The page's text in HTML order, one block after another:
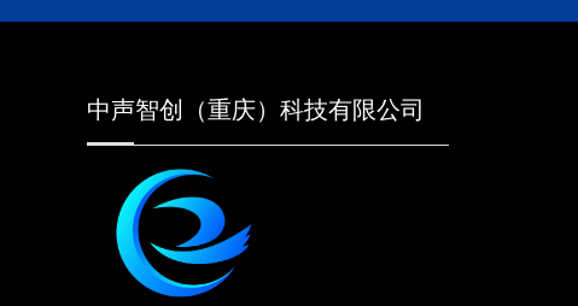
中声智创（重庆）科技有限公司